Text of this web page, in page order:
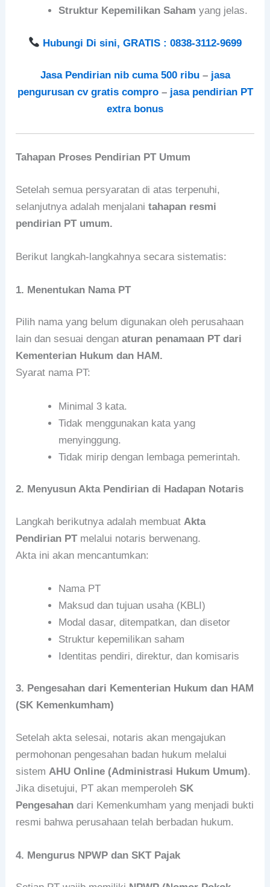
Struktur Kepemilikan Saham yang jelas.
Hubungi Di sini, GRATIS : 0838-3112-9699
Jasa Pendirian nib cuma 500 ribu– jasa
pengurusan cv gratis compro– jasa pendirian PT
extra bonus
Tahapan Proses Pendirian PT Umum
Setelah semua persyaratan di atas terpenuhi,
selanjutnya adalah menjalanitahapan resmi
pendirian PT umum.
Berikut langkah-langkahnya secara sistematis:
1. Menentukan Nama PT
Pilih nama yang belum digunakan oleh perusahaan
lain dan sesuai denganaturan penamaan PT dari
Kementerian Hukum dan HAM.
Syarat nama PT:
Minimal 3 kata.
Tidak menggunakan kata yang
menyinggung.
Tidak mirip dengan lembaga pemerintah.
2. Menyusun Akta Pendirian di Hadapan Notaris
Langkah berikutnya adalah membuat Akta
Pendirian PTmelalui notaris berwenang.
Akta ini akan mencantumkan:
Nama PT
Maksud dan tujuan usaha (KBLI)
Modal dasar, ditempatkan, dan disetor
Struktur kepemilikan saham
Identitas pendiri, direktur, dan komisaris
3. Pengesahan dari Kementerian Hukum dan HAM
(SK Kemenkumham)
Setelah akta selesai, notaris akan mengajukan
permohonan pengesahan badan hukum melalui
sistem AHU Online (Administrasi Hukum Umum).
Jika disetujui, PT akan memperolehSK
Pengesahan dari Kemenkumham yang menjadi bukti
resmi bahwa perusahaan telah berbadan hukum.
4. Mengurus NPWP dan SKT Pajak